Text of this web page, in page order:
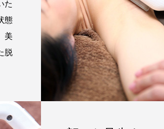
た
態
美
脱